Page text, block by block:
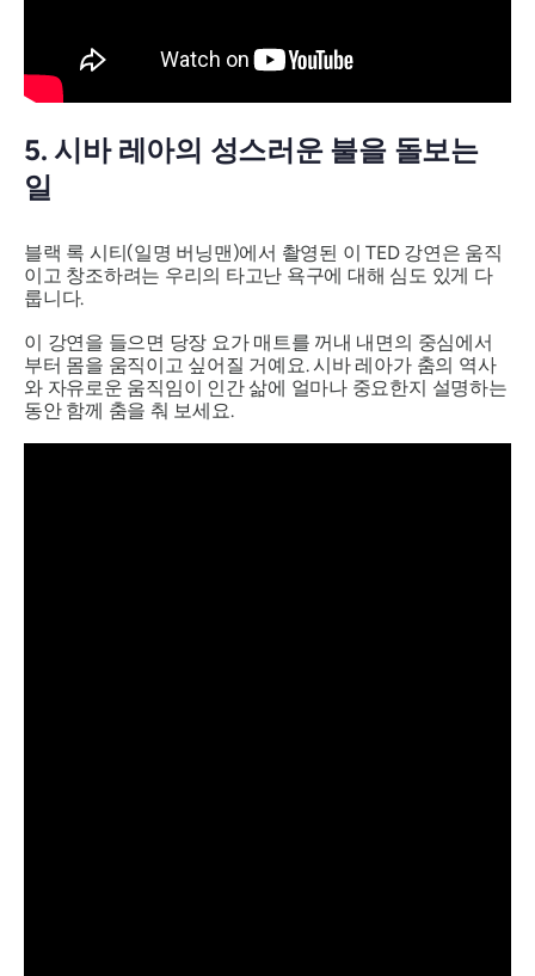
5. 시바 레아의 성스러운 불을 돌보는
일
블랙 록 시티(일명 버닝맨)에서 촬영된 이 TED 강연은 움직
이고 창조하려는 우리의 타고난 욕구에 대해 심도 있게 다
룹니다.
이 강연을 들으면 당장 요가 매트를 꺼내 내면의 중심에서
부터 몸을 움직이고 싶어질 거예요. 시바 레아가 춤의 역사
와 자유로운 움직임이 인간 삶에 얼마나 중요한지 설명하는
동안 함께 춤을 춰 보세요.